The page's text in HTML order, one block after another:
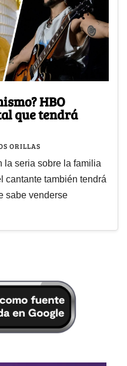
HBO
que tendrá
ORILLAS
la seria sobre la familia
cantante también tendrá
sabe venderse